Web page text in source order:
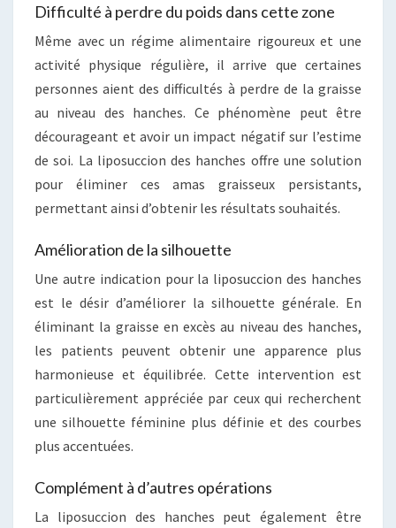
Difficulté à perdre du poids dans cette zone
Même avec un régime alimentaire rigoureux et une
activité physique régulière, il arrive que certaines
personnes aient des difficultés à perdre de la graisse
au niveau des hanches. Ce phénomène peut être
décourageant et avoir un impact négatif sur l’estime
de soi. La liposuccion des hanches offre une solution
pour éliminer ces amas graisseux persistants,
permettant ainsi d’obtenir les résultats souhaités.
Amélioration de la silhouette
Une autre indication pour la liposuccion des hanches
est le désir d’améliorer la silhouette générale. En
éliminant la graisse en excès au niveau des hanches,
les patients peuvent obtenir une apparence plus
harmonieuse et équilibrée. Cette intervention est
particulièrement appréciée par ceux qui recherchent
une silhouette féminine plus définie et des courbes
plus accentuées.
Complément à d’autres opérations
La liposuccion des hanches peut également être